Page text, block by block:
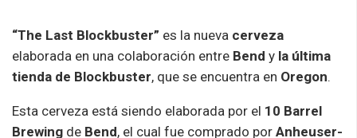
“The Last Blockbuster” es la nueva cerveza
elaborada en una colaboración entre Bend y la última
tienda de Blockbuster, que se encuentra en Oregon.
Esta cerveza está siendo elaborada por el 10 Barrel
Brewing de Bend, el cual fue comprado por Anheuser-